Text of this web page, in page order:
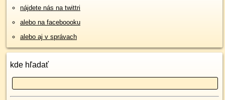
nájdete nás na twittri
alebo na faceboooku
alebo aj v správach
kde hľadať